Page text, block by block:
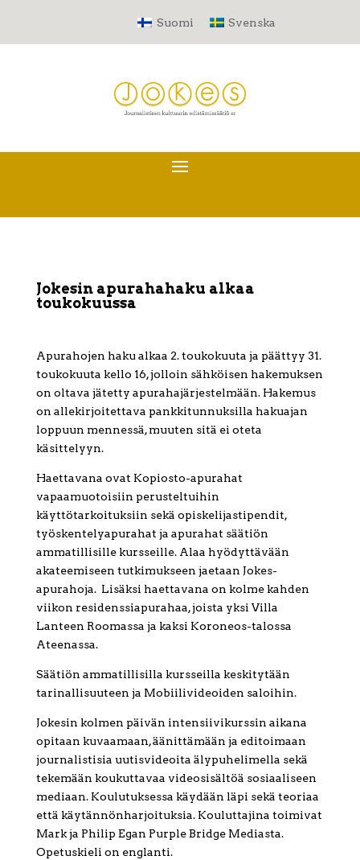
Suomi Svenska
Jokesin apurahahaku alkaa
toukokuussa
Apurahojen haku alkaa 2. toukokuuta ja päättyy 31.
toukokuuta kello 16, jolloin sähköisen hakemuksen
on oltava jätetty apurahajärjestelmään. Hakemus
on allekirjoitettava pankkitunnuksilla hakuajan
loppuun mennessä, muuten sitä ei oteta
käsittelyyn.
Haettavana ovat Kopiosto-apurahat
vapaamuotoisiin perusteltuihin
käyttötarkoituksiin sekä opiskelijastipendit,
työskentelyapurahat ja apurahat säätiön
ammatillisille kursseille. Alaa hyödyttävään
akateemiseen tutkimukseen jaetaan Jokes-
apurahoja. Lisäksi haettavana on kolme kahden
viikon residenssiapurahaa, joista yksi Villa
Lanteen Roomassa ja kaksi Koroneos-talossa
Ateenassa.
Säätiön ammatillisilla kursseilla keskitytään
tarinallisuuteen ja Mobiilivideoiden saloihin.
Jokesin kolmen päivän intensiivikurssin aikana
opitaan kuvaamaan, äänittämään ja editoimaan
journalistisia uutisvideoita älypuhelimella sekä
tekemään koukuttavaa videosisältöä sosiaaliseen
mediaan. Koulutuksessa käydään läpi sekä teoriaa
että käytännönharjoituksia. Kouluttajina toimivat
Mark ja Philip Egan Purple Bridge Mediasta.
Opetuskieli on englanti.